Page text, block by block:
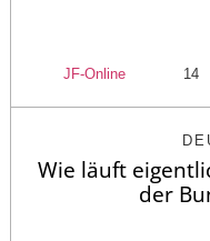
JF-Online 14
Wie läuft
der